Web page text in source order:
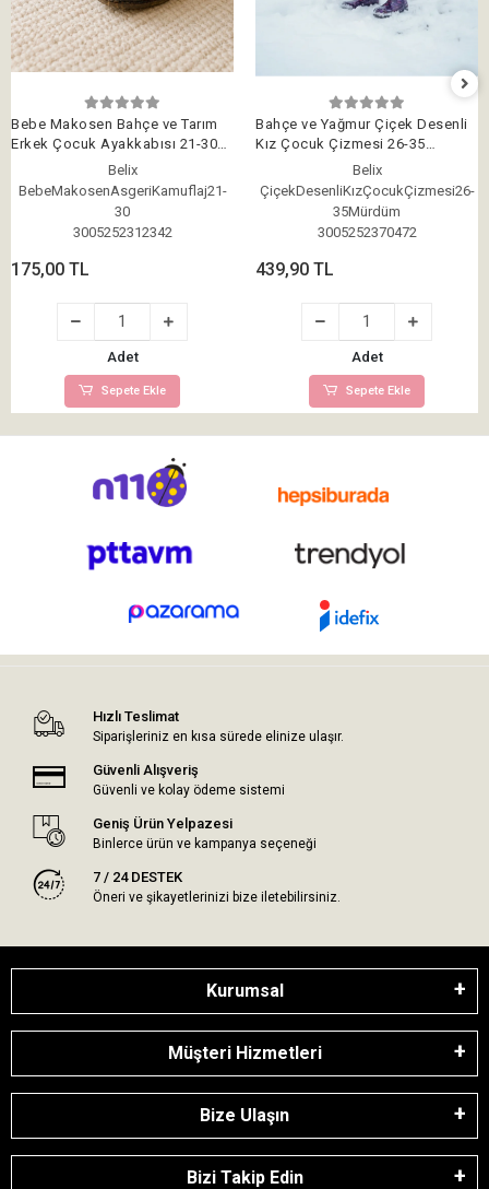
Bebe Makosen Bahçe ve Tarım
Erkek Çocuk Ayakkabısı 21-30
Asgeri KamuflajBelix
BebeMakosenAsgeriKamuflaj21-
30
3005252312342
175,00 TL
Adet
Sepete Ekle
Bahçe ve Yağmur Çiçek Desenli
Kız Çocuk Çizmesi 26-35
Belix
ÇiçekDesenliKızÇocukÇizmesi26-
35Mürdüm
3005252370472
439,90 TL
Adet
Sepete Ekle
Hızlı Teslimat
Siparişleriniz en kısa sürede elinize ulaşır.
Güvenli Alışveriş
Güvenli ve kolay ödeme sistemi
Geniş Ürün Yelpazesi
Binlerce ürün ve kampanya seçeneği
7 / 24 DESTEK
Öneri ve şikayetlerinizi bize iletebilirsiniz.
Kurumsal
Müşteri Hizmetleri
Bize Ulaşın
Bizi Takip Edin